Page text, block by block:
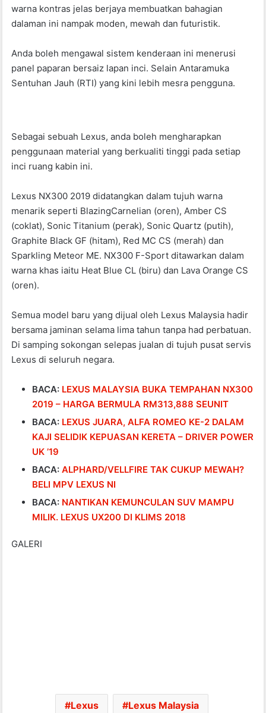
warna kontras jelas berjaya membuatkan bahagian
dalaman ini nampak moden, mewah dan futuristik.
Anda boleh mengawal sistem kenderaan ini menerusi
panel paparan bersaiz lapan inci. Selain Antaramuka
Sentuhan Jauh (RTI) yang kini lebih mesra pengguna.
Sebagai sebuah Lexus, anda boleh mengharapkan
penggunaan material yang berkualiti tinggi pada setiap
inci ruang kabin ini.
Lexus NX300 2019 didatangkan dalam tujuh warna
menarik seperti BlazingCarnelian (oren), Amber CS
(coklat), Sonic Titanium (perak), Sonic Quartz (putih),
Graphite Black GF (hitam), Red MC CS (merah) dan
Sparkling Meteor ME. NX300 F-Sport ditawarkan dalam
warna khas iaitu Heat Blue CL (biru) dan Lava Orange CS
(oren).
Semua model baru yang dijual oleh Lexus Malaysia hadir
bersama jaminan selama lima tahun tanpa had perbatuan.
Di samping sokongan selepas jualan di tujuh pusat servis
Lexus di seluruh negara.
BACA: LEXUS MALAYSIA BUKA TEMPAHAN NX300
2019 – HARGA BERMULA RM313,888 SEUNIT
BACA: LEXUS JUARA, ALFA ROMEO KE-2 DALAM
KAJI SELIDIK KEPUASAN KERETA – DRIVER POWER
UK ’19
BACA:ALPHARD/VELLFIRE TAK CUKUP MEWAH?
BELI MPV LEXUS NI
BACA: NANTIKAN KEMUNCULAN SUV MAMPU
MILIK. LEXUS UX200 DI KLIMS 2018
GALERI
Lexus Lexus Malaysia